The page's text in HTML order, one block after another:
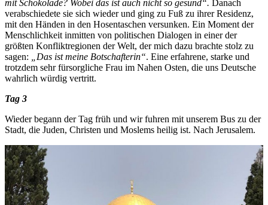
mit Schokolade? Wobei das ist auch nicht so gesund“. Danach
verabschiedete sie sich wieder und ging zu Fuß zu ihrer Residenz,
mit den Händen in den Hosentaschen versunken. Ein Moment der
Menschlichkeit inmitten von politischen Dialogen in einer der
größten Konfliktregionen der Welt, der mich dazu brachte stolz zu
sagen:
„Das ist meine Botschafterin“. Eine erfahrene, starke und
trotzdem sehr fürsorgliche Frau im Nahen Osten, die uns Deutsche
wahrlich würdig vertritt.
Tag 3
Wieder begann der Tag früh und wir fuhren mit unserem Bus zu der
Stadt, die Juden, Christen und Moslems heilig ist. Nach Jerusalem.